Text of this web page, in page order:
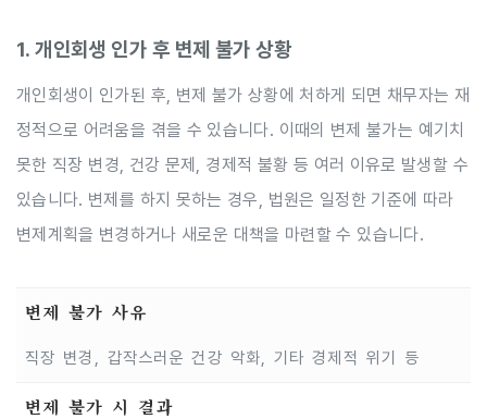
1. 개인회생 인가 후 변제 불가 상황
개인회생이 인가된 후, 변제 불가 상황에 처하게 되면 채무자는 재
정적으로 어려움을 겪을 수 있습니다. 이때의 변제 불가는 예기치
못한 직장 변경, 건강 문제, 경제적 불황 등 여러 이유로 발생할 수
있습니다. 변제를 하지 못하는 경우, 법원은 일정한 기준에 따라
변제계획을 변경하거나 새로운 대책을 마련할 수 있습니다.
변제 불가 사유
직장 변경, 갑작스러운 건강 악화, 기타 경제적 위기 등
변제 불가 시 결과